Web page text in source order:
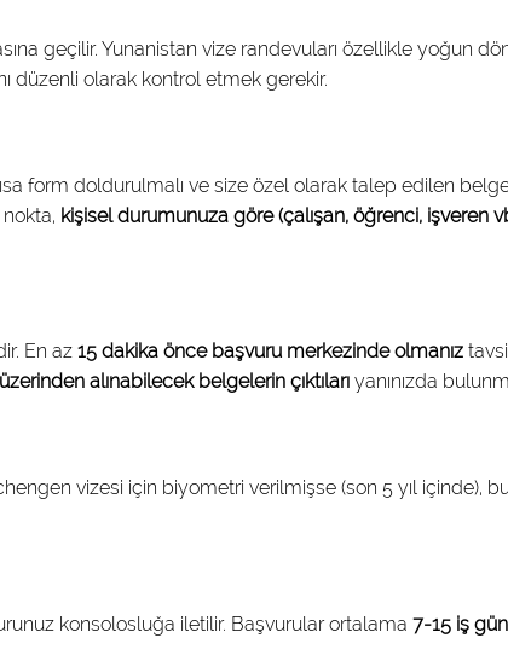
geçilir. Yunanistan vize randevuları özellikle yoğun
düzenli olarak kontrol etmek gerekir.
form doldurulmalı ve size özel olarak talep edilen
nokta, kişisel durumunuza göre (çalışan, öğrenci, işveren
En az 15 dakika önce başvuru merkezinde olmanız
alınabilecek belgelerin çıktılarıyanınızda
vizesi için biyometri verilmişse (son 5 yıl içinde), bu
konsolosluğa iletilir. Başvurular ortalama 7-15 iş